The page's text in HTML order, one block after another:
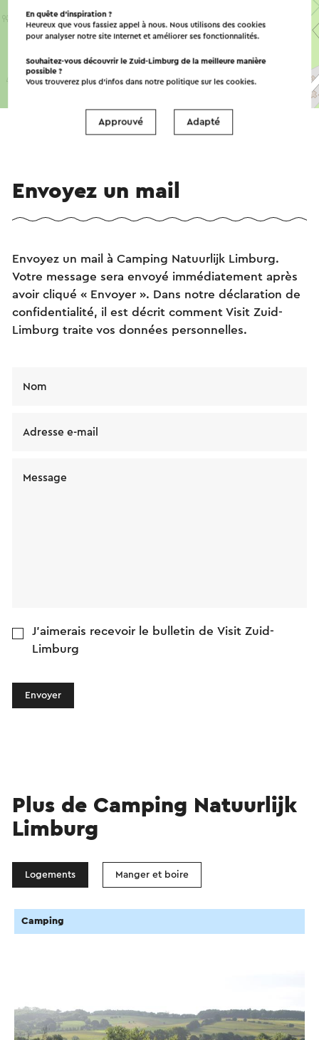
→ Planifier votre itinéraire
Envoyez un mail
Envoyez un mail à Camping Natuurlijk Limburg.
Votre message sera envoyé immédiatement après
avoir cliqué « Envoyer ». Dans notre déclaration de
confidentialité, il est décrit comment Visit Zuid-
Limburg traite vos données personnelles.
Nom
Adresse e-mail
Message
J'aimerais recevoir le bulletin de Visit Zuid-
Limburg
Envoyer
Plus de Camping Natuurlijk
Limburg
Logements Manger et boire
Camping
En quête d’inspiration ?
Heureux que vous fassiez appel à nous. Nous utilisons des cookies
pour analyser notre site Internet et améliorer ses fonctionnalités.
Souhaitez-vous découvrir le Zuid-Limburg de la meilleure manière
possible ?
Vous trouverez plus d’infos dans notre politique sur lescookies.
Approuvé Adapté